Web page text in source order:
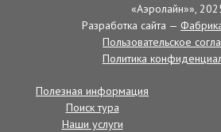
«Аэролайн»»,
Разработка сайта —
Пользовательское
Политика
Полезная информация
Поиск тура
Наши услуги